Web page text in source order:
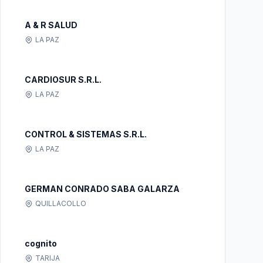
A & R SALUD
LA PAZ
CARDIOSUR S.R.L.
LA PAZ
CONTROL & SISTEMAS S.R.L.
LA PAZ
GERMAN CONRADO SABA GALARZA
QUILLACOLLO
cognito
TARIJA